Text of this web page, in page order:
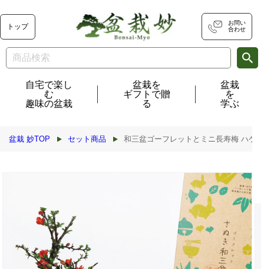
ンツに
進む
トップ
お問い
合わせ
自宅で楽し
む
趣味の盆栽
盆栽を
ギフトで贈
る
盆栽
を
学ぶ
盆栽 妙TOP セット商品 和三盆ゴーフレットとミニ長寿梅 ハケ